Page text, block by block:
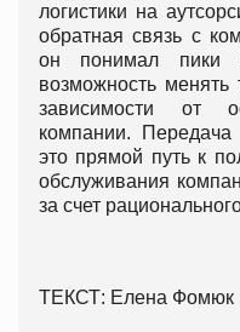
логистики на
обратная связь с
он понимал пики
возможность менять
зависимости от
компании.
это прямой путь к
обслуживания
за счет
ТЕКСТ: Елена Фомюк